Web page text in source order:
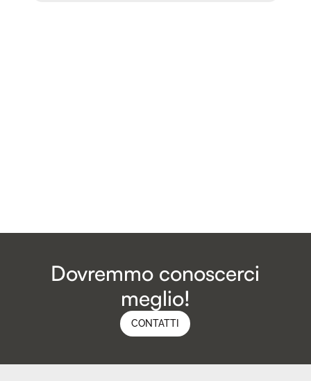
Dovremmo conoscerci
meglio!
CONTATTI